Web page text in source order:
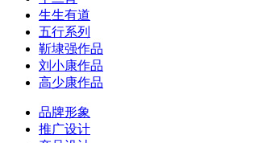
生生有道
五行系列
靳埭强作品
刘小康作品
高少康作品
品牌形象
推广设计